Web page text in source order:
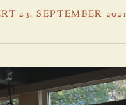
23. SEPTEMBER 2021